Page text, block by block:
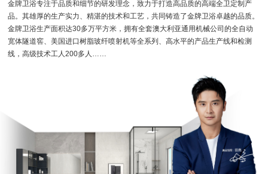
加盟合作
品牌资讯
金牌卫浴专注于品质和细节的研发理念，致力于打造高品质的高端全卫定制产
品。其雄厚的生产实力、精湛的技术和工艺，共同铸造了金牌卫浴卓越的品质。
金牌卫浴生产面积达30多万平方米，拥有全套澳大利亚通用机械公司的全自动
宽体隧道窖、美国进口树脂玻纤喷射机等全系列、高水平的产品生产线和检测
线，高级技术工人200多人……